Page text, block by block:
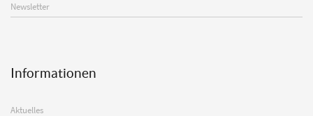
Newsletter
Informationen
Aktuelles